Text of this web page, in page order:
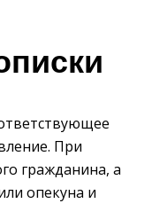
При
гражданина, а
опекуна и